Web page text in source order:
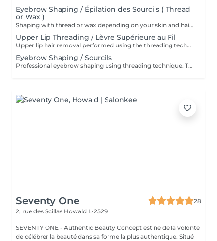
Eyebrow Shaping / Épilation des Sourcils ( Thread
or Wax )
Shaping with thread or wax depending on your skin and hair type. * Restructuration des sourcils au fil ou à la cire selon votre peau et votre pilosité
Upper Lip Threading / Lèvre Supérieure au Fil
Upper lip hair removal performed using the threading technique for precise and gentle results. Ideal for sensitive skin and facial hair removal. Épilation de la lèvre supérieure réalisée à l'aide de la technique au fil pour un résultat précis et en douceur. Idéale pour les peaux sensibles et l'épilation du visage
Eyebrow Shaping / Sourcils
Professional eyebrow shaping using threading technique. The skin is cleansed before the procedure, and a soothing regenerative cream is applied afterwards. Restructuration professionnelle des sourcils au fil. La peau est nettoyée avant la procédure et une crème apaisante et régénérante est appliquée après le soin
Seventy One
28
2, rue des Scillas Howald L-2529
SEVENTY ONE - Authentic Beauty Concept est né de la volonté
de célébrer la beauté dans sa forme la plus authentique. Situé